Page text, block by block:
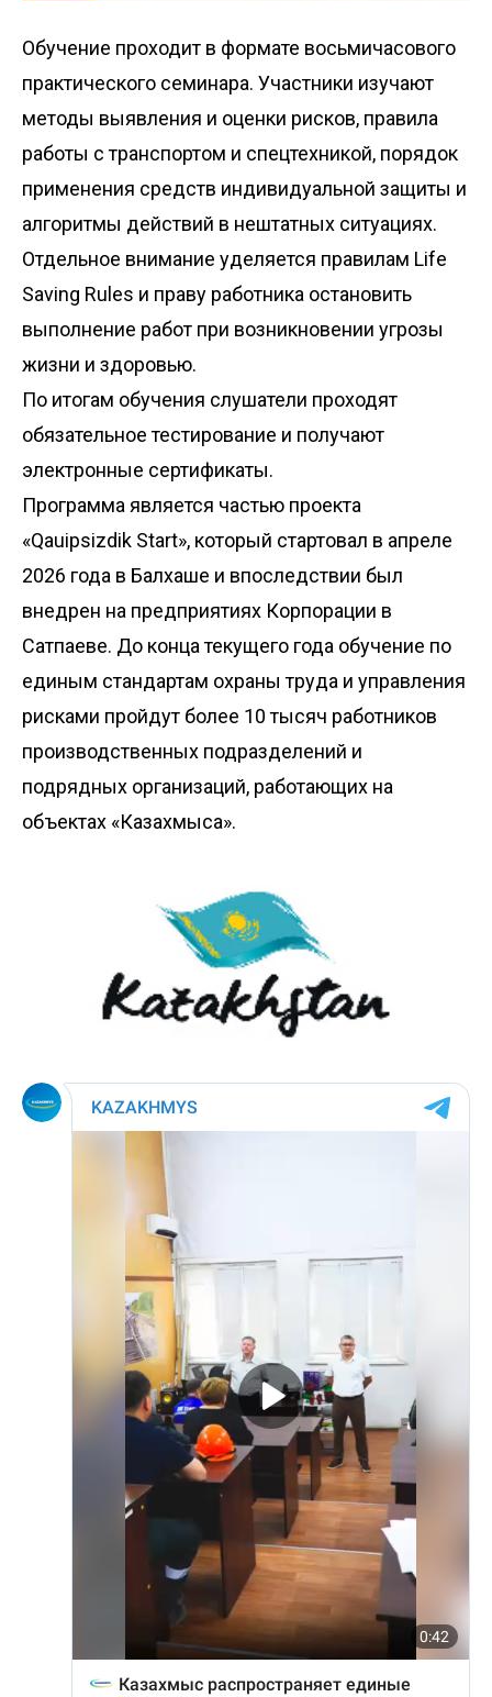
Обучение проходит в формате восьмичасового
практического семинара. Участники изучают
методы выявления и оценки рисков, правила
работы с транспортом и спецтехникой, порядок
применения средств индивидуальной защиты и
алгоритмы действий в нештатных ситуациях.
Отдельное внимание уделяется правилам Life
Saving Rules и праву работника остановить
выполнение работ при возникновении угрозы
жизни и здоровью.
По итогам обучения слушатели проходят
обязательное тестирование и получают
электронные сертификаты.
Программа является частью проекта
«Qauipsizdik Start», который стартовал в апреле
2026 года в Балхаше и впоследствии был
внедрен на предприятиях Корпорации в
Сатпаеве. До конца текущего года обучение по
единым стандартам охраны труда и управления
рисками пройдут более 10 тысяч работников
производственных подразделений и
подрядных организаций, работающих на
объектах «Казахмыса».